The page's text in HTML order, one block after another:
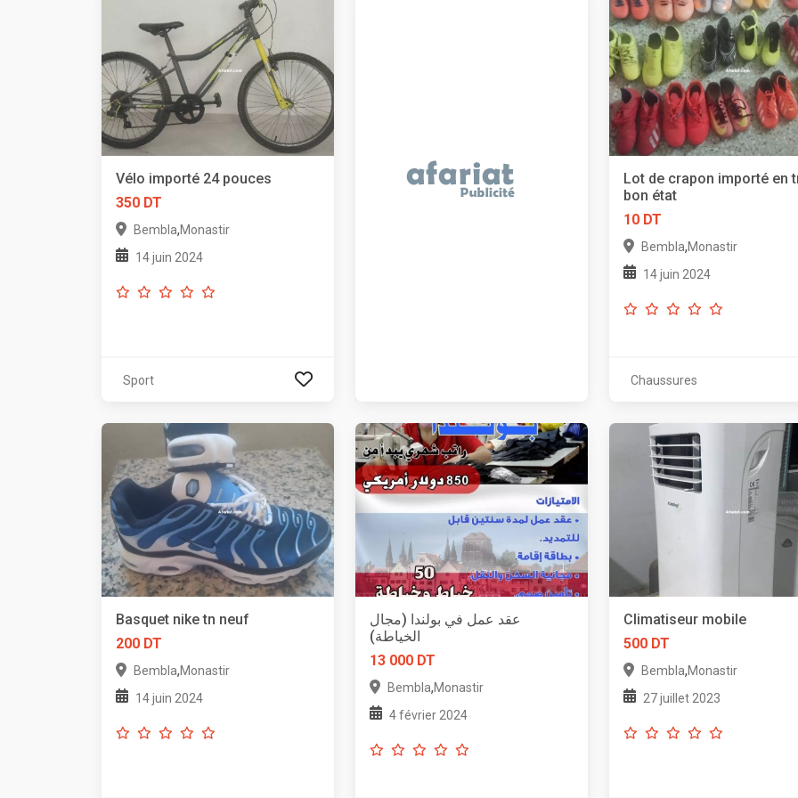
Vélo importé 24 pouces
350 DT
Bembla,Monastir
14 juin 2024
Sport
Lot de crapon importé en
bon état
10 DT
Bembla,Monastir
14 juin 2024
Chaussures
Basquet nike tn neuf
200 DT
Bembla,Monastir
14 juin 2024
عقد عمل في بولندا (مجال
الخياطة)
13 000 DT
Bembla,Monastir
4 février 2024
Climatiseur mobile
500 DT
Bembla,Monastir
27 juillet 2023